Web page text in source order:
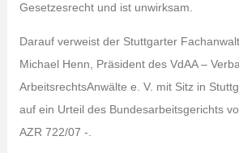
Gesetzesrecht und ist unwirksam.
Darauf verweist der Stuttgarter
Michael Henn, Präsident des VdAA –
ArbeitsrechtsAnwälte e. V. mit Sitz in
auf ein Urteil des Bundesarbeitsgerichts
AZR 722/07 -.